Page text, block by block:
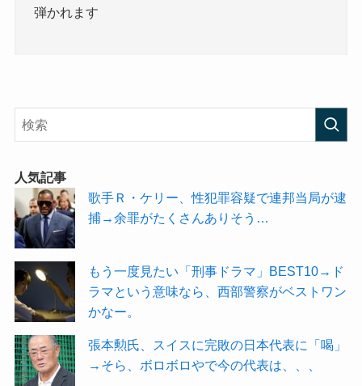
弾かれます
人気記事
歌手Ｒ・ケリー、性犯罪容疑で連邦当局が逮
捕→余罪がたくさんありそう…
もう一度見たい「刑事ドラマ」BEST10→ド
ラマという意味なら、西部警察がベストワン
かなー。
張本勲氏、スイスに完敗の日本代表に「喝」
→そら、ボロボロやで今の代表は、、、